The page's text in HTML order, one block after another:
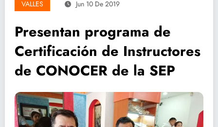
VALLES Jun 10 De 2019
Presentan programa de
Certificación de Instructores
de CONOCER de la SEP